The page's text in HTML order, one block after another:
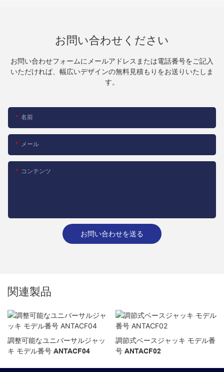
お問い合わせください
お問い合わせフォームにメールアドレスまたは電話番号をご記入
いただければ、幅広いデザインの無料見積もりをお送りいたしま
す。
名前
メール
コンテンツ
お問い合わせを送る
関連製品
調整可能なユニバーサルジャッ
キ モデル番号 ANTACF04
調節式ベースジャッキ モデル番
号 ANTACF02